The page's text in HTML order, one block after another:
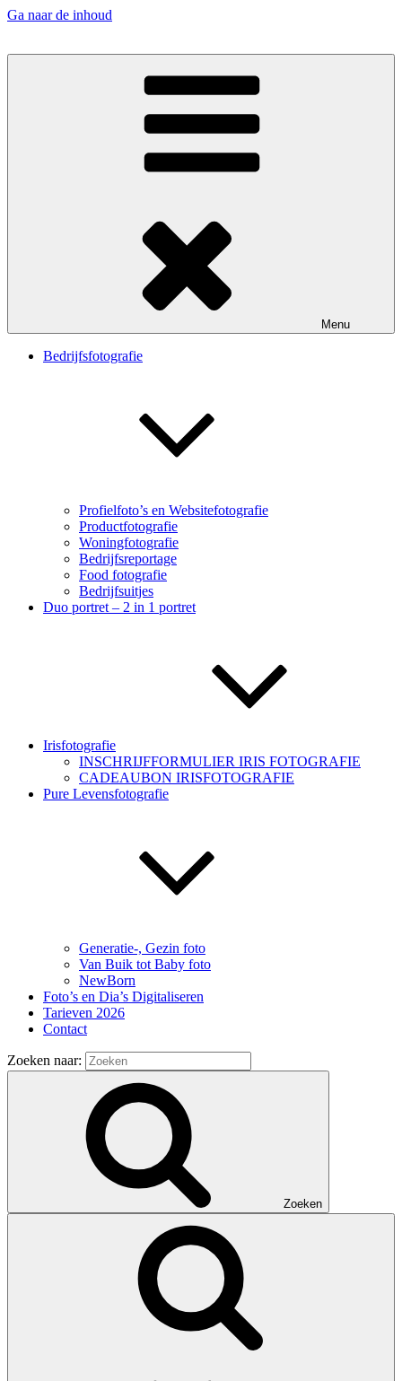
Ga naar de inhoud
De kunst van het klikken
Menu
Bedrijfsfotografie
Profielfoto’s en Websitefotografie
Productfotografie
Woningfotografie
Bedrijfsreportage
Food fotografie
Bedrijfsuitjes
Duo portret – 2 in 1 portret
Irisfotografie
INSCHRIJFFORMULIER IRIS FOTOGRAFIE
CADEAUBON IRISFOTOGRAFIE
Pure Levensfotografie
Generatie-, Gezin foto
Van Buik tot Baby foto
NewBorn
Foto’s en Dia’s Digitaliseren
Tarieven 2026
Contact
Zoeken naar:
Zoeken